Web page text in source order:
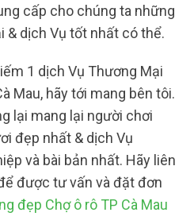
cấp cho chúng ta những
& dịch Vụ tốt nhất có thể.
1 dịch Vụ Thương Mại
Mau, hãy tới mang bên tôi.
lại mang lại người chơi
đẹp nhất & dịch Vụ
và bài bản nhất. Hãy liên
được tư vấn và đặt đơn
đẹp Chợ ô rô TP Cà Mau